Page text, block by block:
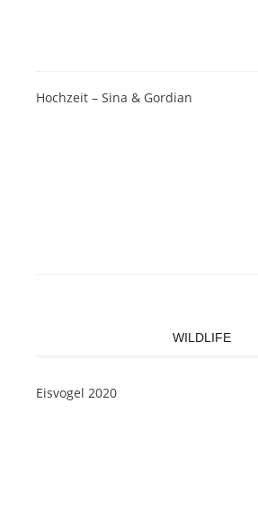
Hochzeit – Sina & Gordian
WILDLIFE
Eisvogel 2020